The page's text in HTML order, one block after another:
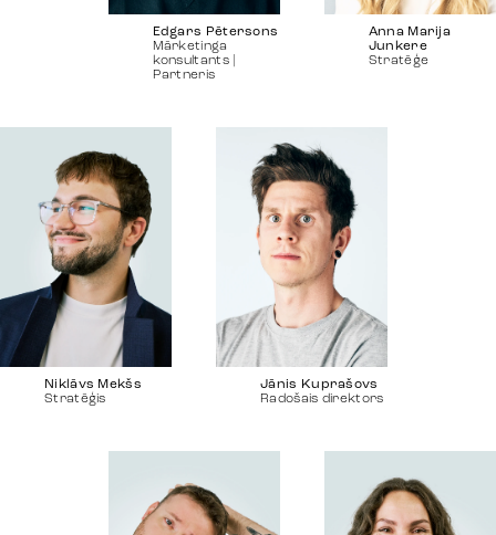
Edgars Pētersons
Mārketinga
konsultants |
Partneris
Anna Marija
Junkere
Stratēģe
Niklāvs Mekšs
Stratēģis
Jānis Kuprašovs
Radošais direktors